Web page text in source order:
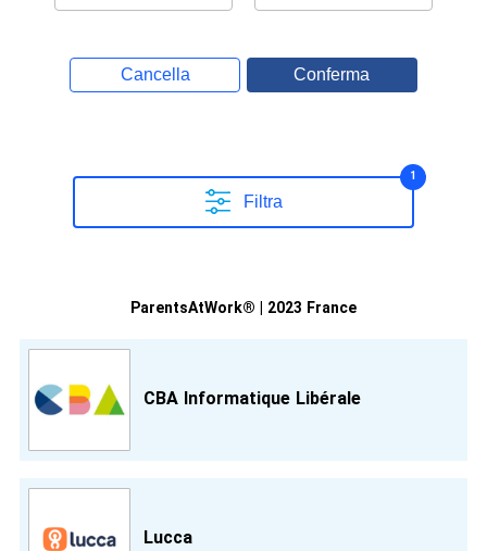
Cancella Conferma
Filtra
1
ParentsAtWork® | 2023 France
CBA Informatique Libérale
Lucca